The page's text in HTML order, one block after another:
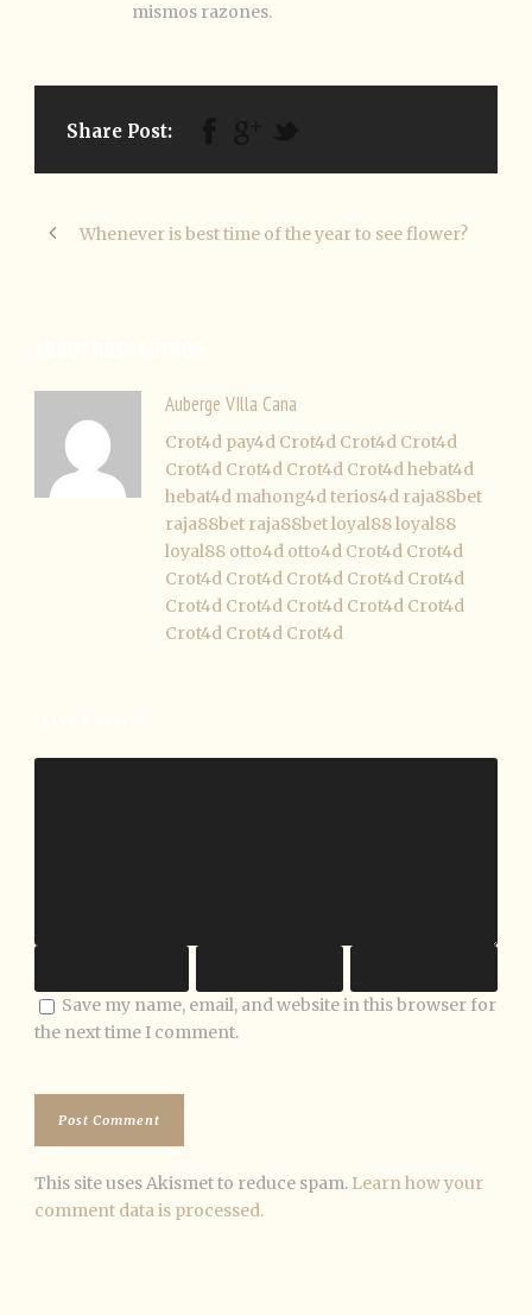
mismos razones.
Share Post:
Whenever is best time of the year to see flower?
Auberge VIlla Cana
Crot4d pay4d Crot4d Crot4d Crot4d
Crot4d Crot4d Crot4d Crot4dhebat4d
hebat4d mahong4dterios4d raja88bet
raja88bet raja88betloyal88loyal88
loyal88 otto4d otto4d Crot4d Crot4d
Crot4d Crot4d Crot4d Crot4d Crot4d
Crot4d Crot4d Crot4d Crot4d Crot4d
Crot4d Crot4d Crot4d
Save my name, email, and website in this browser for
the next time I comment.
This site uses Akismet to reduce spam. Learn how your
comment data is processed.